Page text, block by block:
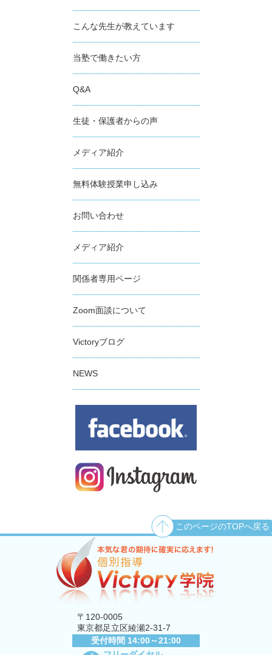
こんな先生が教えています
当塾で働きたい方
Q&A
生徒・保護者からの声
メディア紹介
無料体験授業申し込み
お問い合わせ
メディア紹介
関係者専用ページ
Zoom面談について
Victoryブログ
NEWS
このページのTOPへ戻る
〒120-0005
東京都足立区綾瀬2-31-7
受付時間 14:00～21:00